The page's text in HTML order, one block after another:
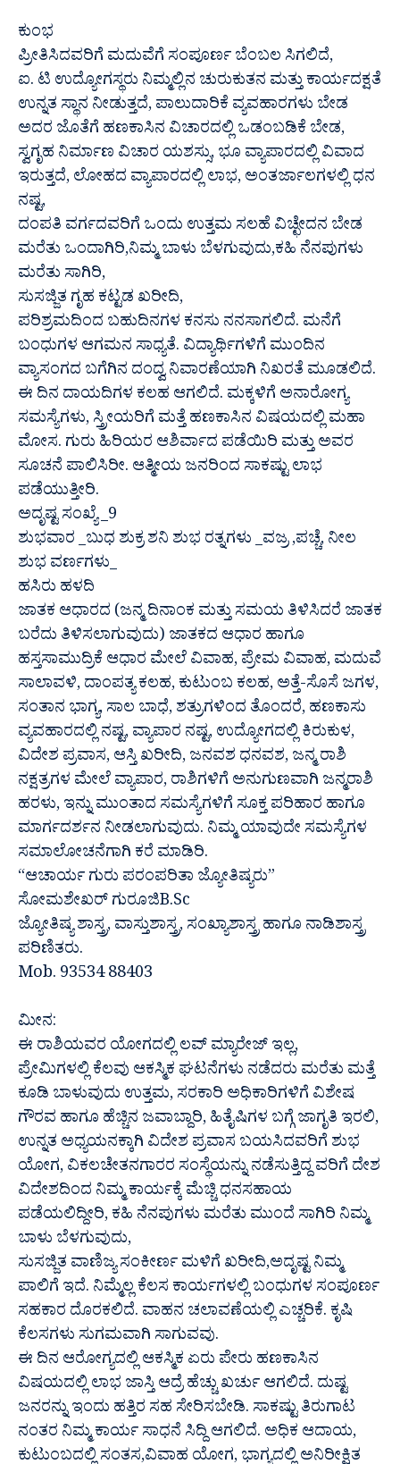
ಕುಂಭ
ಪ್ರೀತಿಸಿದವರಿಗೆ ಮದುವೆಗೆ ಸಂಪೂರ್ಣ ಬೆಂಬಲ ಸಿಗಲಿದೆ,
ಐ. ಟಿ ಉದ್ಯೋಗಸ್ಥರು ನಿಮ್ಮಲ್ಲಿನ ಚುರುಕುತನ ಮತ್ತು ಕಾರ್ಯದಕ್ಷತೆ
ಉನ್ನತ ಸ್ಥಾನ ನೀಡುತ್ತದೆ, ಪಾಲುದಾರಿಕೆ ವ್ಯವಹಾರಗಳು ಬೇಡ
ಅದರ ಜೊತೆಗೆ ಹಣಕಾಸಿನ ವಿಚಾರದಲ್ಲಿ ಒಡಂಬಡಿಕೆ ಬೇಡ,
ಸ್ವಗೃಹ ನಿರ್ಮಾಣ ವಿಚಾರ ಯಶಸ್ಸು, ಭೂ ವ್ಯಾಪಾರದಲ್ಲಿ ವಿವಾದ
ಇರುತ್ತದೆ, ಲೋಹದ ವ್ಯಾಪಾರದಲ್ಲಿ ಲಾಭ, ಅಂತರ್ಜಾಲಗಳಲ್ಲಿ ಧನ
ನಷ್ಟ,
ದಂಪತಿ ವರ್ಗದವರಿಗೆ ಒಂದು ಉತ್ತಮ ಸಲಹೆ ವಿಚ್ಛೇದನ ಬೇಡ
ಮರೆತು ಒಂದಾಗಿರಿ,ನಿಮ್ಮ ಬಾಳು ಬೆಳಗುವುದು,ಕಹಿ ನೆನಪುಗಳು
ಮರೆತು ಸಾಗಿರಿ,
ಸುಸಜ್ಜಿತ ಗೃಹ ಕಟ್ಟಡ ಖರೀದಿ,
ಪರಿಶ್ರಮದಿಂದ ಬಹುದಿನಗಳ ಕನಸು ನನಸಾಗಲಿದೆ. ಮನೆಗೆ
ಬಂಧುಗಳ ಆಗಮನ ಸಾಧ್ಯತೆ. ವಿದ್ಯಾರ್ಥಿಗಳಿಗೆ ಮುಂದಿನ
ವ್ಯಾಸಂಗದ ಬಗೆಗಿನ ದಂದ್ವ ನಿವಾರಣೆಯಾಗಿ ನಿಖರತೆ ಮೂಡಲಿದೆ.
ಈ ದಿನ ದಾಯದಿಗಳ ಕಲಹ ಆಗಲಿದೆ. ಮಕ್ಕಳಿಗೆ ಅನಾರೋಗ್ಯ
ಸಮಸ್ಯೆಗಳು, ಸ್ತ್ರೀಯರಿಗೆ ಮತ್ತೆ ಹಣಕಾಸಿನ ವಿಷಯದಲ್ಲಿ ಮಹಾ
ಮೋಸ. ಗುರು ಹಿರಿಯರ ಆಶಿರ್ವಾದ ಪಡೆಯಿರಿ ಮತ್ತು ಅವರ
ಸೂಚನೆ ಪಾಲಿಸಿರೀ. ಆತ್ಮೀಯ ಜನರಿಂದ ಸಾಕಷ್ಟು ಲಾಭ
ಪಡೆಯುತ್ತೀರಿ.
ಅದೃಷ್ಟ ಸಂಖ್ಯೆ _9
ಶುಭವಾರ _ಬುಧ ಶುಕ್ರ ಶನಿ ಶುಭ ರತ್ನಗಳು _ವಜ್ರ ,ಪಚ್ಚೆ, ನೀಲ
ಶುಭ ವರ್ಣಗಳು_
ಹಸಿರು ಹಳದಿ
ಜಾತಕ ಆಧಾರದ (ಜನ್ಮ ದಿನಾಂಕ ಮತ್ತು ಸಮಯ ತಿಳಿಸಿದರೆ ಜಾತಕ
ಬರೆದು ತಿಳಿಸಲಾಗುವುದು) ಜಾತಕದ ಆಧಾರ ಹಾಗೂ
ಹಸ್ತಸಾಮುದ್ರಿಕೆ ಆಧಾರ ಮೇಲೆ ವಿವಾಹ, ಪ್ರೇಮ ವಿವಾಹ, ಮದುವೆ
ಸಾಲಾವಳಿ, ದಾಂಪತ್ಯ ಕಲಹ, ಕುಟುಂಬ ಕಲಹ, ಅತ್ತೆ-ಸೊಸೆ ಜಗಳ,
ಸಂತಾನ ಭಾಗ್ಯ, ಸಾಲ ಬಾಧೆ, ಶತ್ರುಗಳಿಂದ ತೊಂದರೆ, ಹಣಕಾಸು
ವ್ಯವಹಾರದಲ್ಲಿ ನಷ್ಟ, ವ್ಯಾಪಾರ ನಷ್ಟ, ಉದ್ಯೋಗದಲ್ಲಿ ಕಿರುಕುಳ,
ವಿದೇಶ ಪ್ರವಾಸ, ಆಸ್ತಿ ಖರೀದಿ, ಜನವಶ ಧನವಶ, ಜನ್ಮ ರಾಶಿ
ನಕ್ಷತ್ರಗಳ ಮೇಲೆ ವ್ಯಾಪಾರ, ರಾಶಿಗಳಿಗೆ ಅನುಗುಣವಾಗಿ ಜನ್ಮರಾಶಿ
ಹರಳು, ಇನ್ನು ಮುಂತಾದ ಸಮಸ್ಯೆಗಳಿಗೆ ಸೂಕ್ತ ಪರಿಹಾರ ಹಾಗೂ
ಮಾರ್ಗದರ್ಶನ ನೀಡಲಾಗುವುದು. ನಿಮ್ಮ ಯಾವುದೇ ಸಮಸ್ಯೆಗಳ
ಸಮಾಲೋಚನೆಗಾಗಿ ಕರೆ ಮಾಡಿರಿ.
“ಆಚಾರ್ಯ ಗುರು ಪರಂಪರಿತಾ ಜ್ಯೋತಿಷ್ಯರು”
ಸೋಮಶೇಖರ್ ಗುರೂಜಿB.Sc
ಜ್ಯೋತಿಷ್ಯ ಶಾಸ್ತ್ರ, ವಾಸ್ತುಶಾಸ್ತ್ರ, ಸಂಖ್ಯಾಶಾಸ್ತ್ರ ಹಾಗೂ ನಾಡಿಶಾಸ್ತ್ರ
ಪರಿಣಿತರು.
Mob. 93534 88403
ಮೀನ:
ಈ ರಾಶಿಯವರ ಯೋಗದಲ್ಲಿ ಲವ್ ಮ್ಯಾರೇಜ್ ಇಲ್ಲ,
ಪ್ರೇಮಿಗಳಲ್ಲಿ ಕೆಲವು ಆಕಸ್ಮಿಕ ಘಟನೆಗಳು ನಡೆದರು ಮರೆತು ಮತ್ತೆ
ಕೂಡಿ ಬಾಳುವುದು ಉತ್ತಮ, ಸರಕಾರಿ ಅಧಿಕಾರಿಗಳಿಗೆ ವಿಶೇಷ
ಗೌರವ ಹಾಗೂ ಹೆಚ್ಚಿನ ಜವಾಬ್ದಾರಿ, ಹಿತೈಷಿಗಳ ಬಗ್ಗೆ ಜಾಗೃತಿ ಇರಲಿ,
ಉನ್ನತ ಅಧ್ಯಯನಕ್ಕಾಗಿ ವಿದೇಶ ಪ್ರವಾಸ ಬಯಸಿದವರಿಗೆ ಶುಭ
ಯೋಗ, ವಿಕಲಚೇತನಗಾರರ ಸಂಸ್ಥೆಯನ್ನು ನಡೆಸುತ್ತಿದ್ದ ವರಿಗೆ ದೇಶ
ವಿದೇಶದಿಂದ ನಿಮ್ಮ ಕಾರ್ಯಕ್ಕೆ ಮೆಚ್ಚಿ ಧನಸಹಾಯ
ಪಡೆಯಲಿದ್ದೀರಿ, ಕಹಿ ನೆನಪುಗಳು ಮರೆತು ಮುಂದೆ ಸಾಗಿರಿ ನಿಮ್ಮ
ಬಾಳು ಬೆಳಗುವುದು,
ಸುಸಜ್ಜಿತ ವಾಣಿಜ್ಯ ಸಂಕೀರ್ಣ ಮಳಿಗೆ ಖರೀದಿ,ಅದೃಷ್ಟ ನಿಮ್ಮ
ಪಾಲಿಗೆ ಇದೆ. ನಿಮ್ಮೆಲ್ಲ ಕೆಲಸ ಕಾರ್ಯಗಳಲ್ಲಿ ಬಂಧುಗಳ ಸಂಪೂರ್ಣ
ಸಹಕಾರ ದೊರಕಲಿದೆ. ವಾಹನ ಚಲಾವಣೆಯಲ್ಲಿ ಎಚ್ಚರಿಕೆ. ಕೃಷಿ
ಕೆಲಸಗಳು ಸುಗಮವಾಗಿ ಸಾಗುವವು.
ಈ ದಿನ ಆರೋಗ್ಯದಲ್ಲಿ ಆಕಸ್ಮಿಕ ಏರು ಪೇರು ಹಣಕಾಸಿನ
ವಿಷಯದಲ್ಲಿ ಲಾಭ ಜಾಸ್ತಿ ಆದ್ರೆ ಹೆಚ್ಚು ಖರ್ಚು ಆಗಲಿದೆ. ದುಷ್ಟ
ಜನರನ್ನು ಇಂದು ಹತ್ತಿರ ಸಹ ಸೇರಿಸಬೇಡಿ. ಸಾಕಷ್ಟು ತಿರುಗಾಟ
ನಂತರ ನಿಮ್ಮ ಕಾರ್ಯ ಸಾಧನೆ ಸಿದ್ದಿ ಆಗಲಿದೆ. ಅಧಿಕ ಆದಾಯ,
ಕುಟುಂಬದಲ್ಲಿ ಸಂತಸ,ವಿವಾಹ ಯೋಗ, ಭಾಗ್ಯದಲ್ಲಿ ಅನಿರೀಕ್ಷಿತ